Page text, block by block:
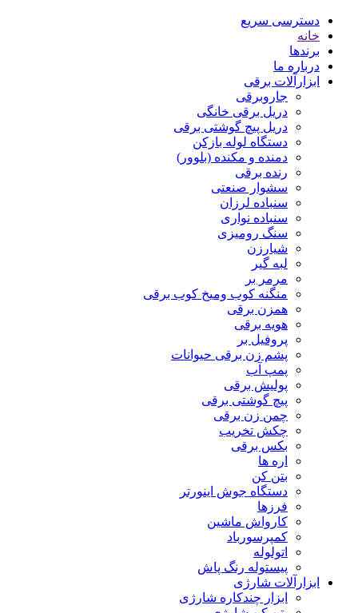
دسترسی سریع
خانه
برندها
درباره ما
ابزارآلات برقی
جاروبرقی
دریل برقی خانگی
دریل پیچ گوشتی برقی
دستگاه لوله بازکن
دمنده و مکنده (بلوور)
رنده برقی
سشوار صنعتی
سنباده لرزان
سنباده نواری
سنگ رومیزی
شیارزن
لبه گیر
مرمر بر
منگنه کوب ومیخ کوب برقی
همزن برقی
هویه برقی
پروفیل بر
پشم زن برقی حیوانات
پمپ آب
پولیش برقی
پیچ گوشتی برقی
چمن زن برقی
چکش تخریب
بکس برقی
اره ها
بتن کن
دستگاه جوش اینورتر
فرزها
کارواش ماشین
کمپرسورباد
اتولوله
پیستوله رنگ پاش
ابزارآلات شارژی
ابزار چندکاره شارژی